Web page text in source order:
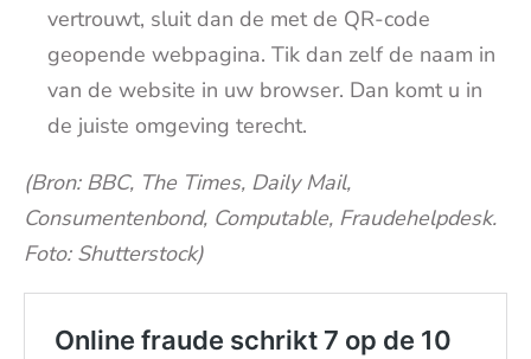
vertrouwt, sluit dan de met de QR-code
geopende webpagina. Tik dan zelf de naam in
van de website in uw browser. Dan komt u in
de juiste omgeving terecht.
(Bron: BBC, The Times, Daily Mail,
Consumentenbond, Computable, Fraudehelpdesk.
Foto: Shutterstock)